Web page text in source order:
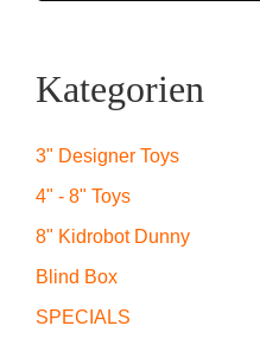
Kategorien
3" Designer Toys
4" - 8" Toys
8" Kidrobot Dunny
Blind Box
SPECIALS